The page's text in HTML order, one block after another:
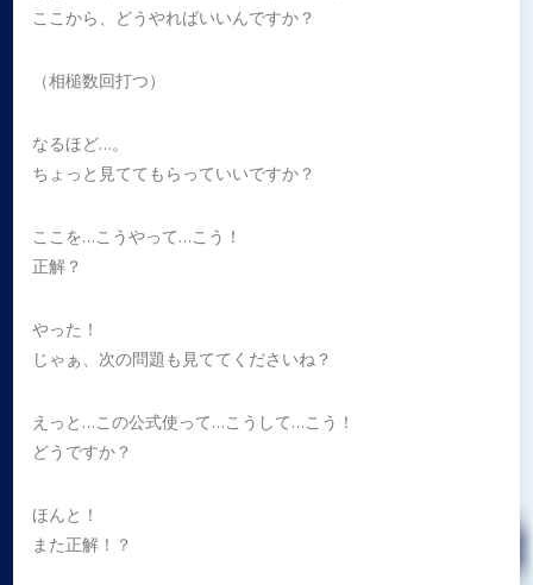
ここから、どうやればいいんですか？
（相槌数回打つ）
なるほど…。
ちょっと見ててもらっていいですか？
ここを…こうやって…こう！
正解？
やった！
じゃぁ、次の問題も見ててくださいね？
えっと…この公式使って…こうして…こう！
どうですか？
ほんと！
また正解！？